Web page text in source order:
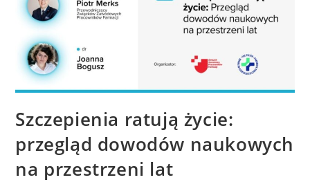
Szczepienia ratują życie:
przegląd dowodów naukowych
na przestrzeni lat